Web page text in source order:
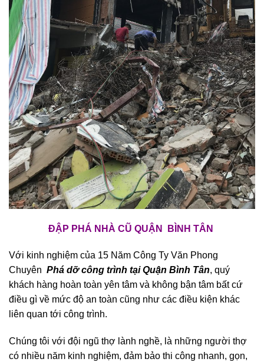
ĐẬP PHÁ NHÀ CŨ QUẬN BÌNH TÂN
Với kinh nghiệm của 15 Năm Công Ty Văn Phong
Chuyên Phá dỡ công trình tại Quận Bình Tân, quý
khách hàng hoàn toàn yên tâm và không bận tâm bất cứ
điều gì về mức độ an toàn cũng như các điều kiện khác
liên quan tới công trình.
Chúng tôi với đội ngũ thợ lành nghề, là những người thợ
có nhiều năm kinh nghiệm, đảm bảo thi công nhanh, gọn,